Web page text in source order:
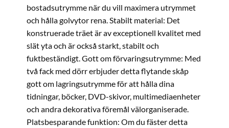
bostadsutrymme när du vill maximera utrymmet
och hålla golvytor rena. Stabilt material: Det
konstruerade träet är av exceptionell kvalitet med
slät yta och är också starkt, stabilt och
fuktbeständigt. Gott om förvaringsutrymme: Med
två fack med dörr erbjuder detta flytande skåp
gott om lagringsutrymme för att hålla dina
tidningar, böcker, DVD-skivor, multimediaenheter
och andra dekorativa föremål välorganiserade.
Platsbesparande funktion: Om du fäster detta